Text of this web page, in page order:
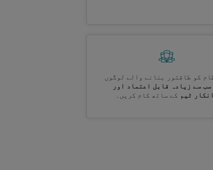
کو طاقتور بنانے والے لوگوں
سب سے زیادہ قابل اعتماد اور
ٹیم کے ساتھ کام کریں۔